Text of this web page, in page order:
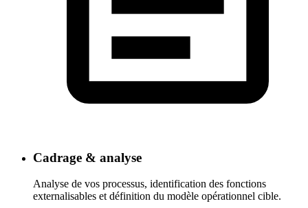
Cadrage & analyse
Analyse de vos processus, identification des fonctions
externalisables et définition du modèle opérationnel cible.